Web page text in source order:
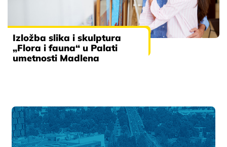
Izložba slika i skulptura
„Flora i fauna“ u Palati
umetnosti Madlena